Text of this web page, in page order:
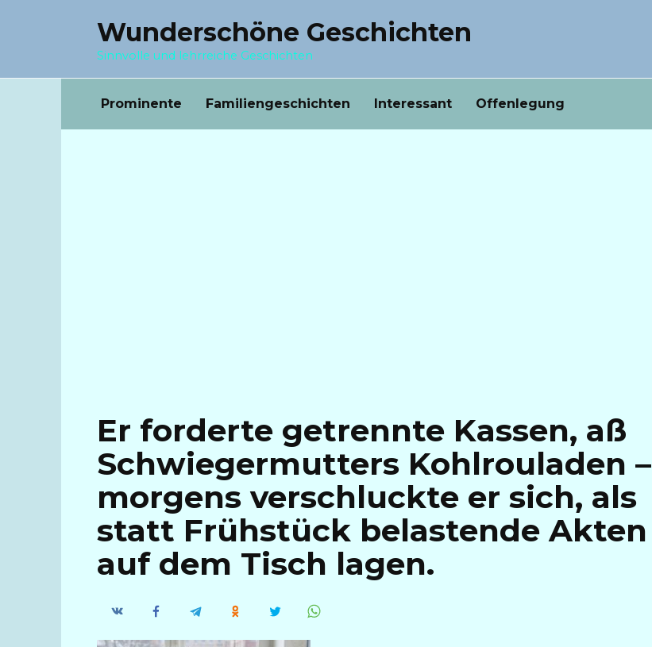
Wunderschöne Geschichten
Sinnvolle und lehrreiche Geschichten
Prominente Familiengeschichten Interessant Offenlegung
Er forderte getrennte Kassen, aß
Schwiegermutters Kohlrouladen –
morgens verschluckte er sich, als
statt Frühstück belastende Akten
auf dem Tisch lagen.